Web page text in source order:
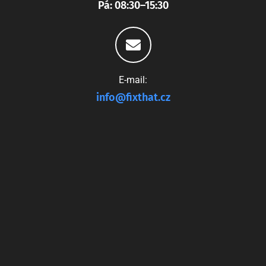
Pá: 08:30–15:30
E-mail:
info@fixthat.cz